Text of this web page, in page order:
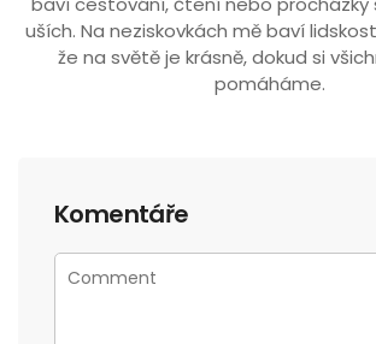
uších. Na neziskovkách mě baví
že na světě je krásně, dokud si
pomáháme.
Komentáře